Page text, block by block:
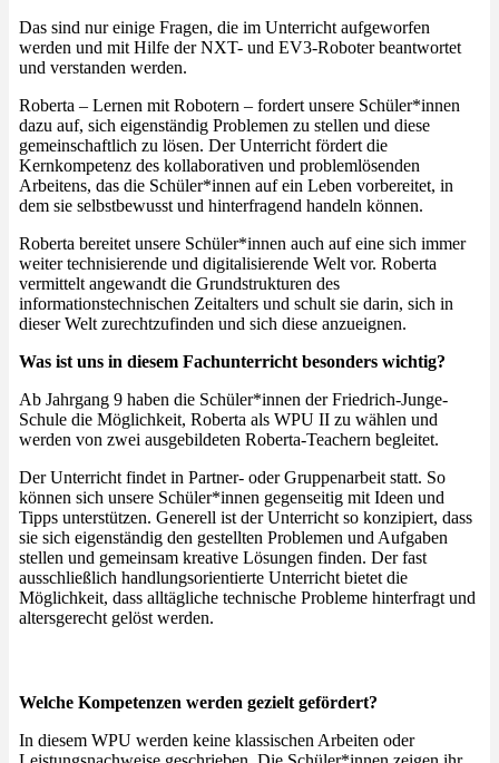
Das sind nur einige Fragen, die im Unterricht aufgeworfen
werden und mit Hilfe der NXT- und EV3-Roboter beantwortet
und verstanden werden.
Roberta – Lernen mit Robotern – fordert unsere Schüler*innen
dazu auf, sich eigenständig Problemen zu stellen und diese
gemeinschaftlich zu lösen. Der Unterricht fördert die
Kernkompetenz des kollaborativen und problemlösenden
Arbeitens, das die Schüler*innen auf ein Leben vorbereitet, in
dem sie selbstbewusst und hinterfragend handeln können.
Roberta bereitet unsere Schüler*innen auch auf eine sich immer
weiter technisierende und digitalisierende Welt vor. Roberta
vermittelt angewandt die Grundstrukturen des
informationstechnischen Zeitalters und schult sie darin, sich in
dieser Welt zurechtzufinden und sich diese anzueignen.
Was ist uns in diesem Fachunterricht besonders wichtig?
Ab Jahrgang 9 haben die Schüler*innen der Friedrich-Junge-
Schule die Möglichkeit, Roberta als WPU II zu wählen und
werden von zwei ausgebildeten Roberta-Teachern begleitet.
Der Unterricht findet in Partner- oder Gruppenarbeit statt. So
können sich unsere Schüler*innen gegenseitig mit Ideen und
Tipps unterstützen. Generell ist der Unterricht so konzipiert, dass
sie sich eigenständig den gestellten Problemen und Aufgaben
stellen und gemeinsam kreative Lösungen finden. Der fast
ausschließlich handlungsorientierte Unterricht bietet die
Möglichkeit, dass alltägliche technische Probleme hinterfragt und
altersgerecht gelöst werden.
Welche Kompetenzen werden gezielt gefördert?
In diesem WPU werden keine klassischen Arbeiten oder